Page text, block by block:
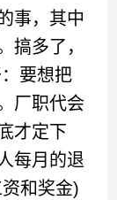
事，其中
搞多了，
要想把
厂职代会
才定下
每月的退
和奖金)